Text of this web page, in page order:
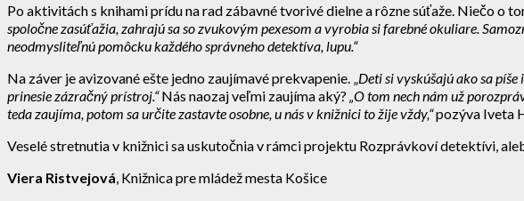
Po aktivitách s knihami prídu na rad zábavné tvorivé dielne a rôzne súťaže. Niečo o
spoločne zasúťažia, zahrajú sa so zvukovým pexesom a vyrobia si farebné okuliare.
neodmysliteľnú pomôcku každého správneho detektíva, lupu.“
Na záver je avizované ešte jedno zaujímavé prekvapenie. „ Deti si vyskúšajú ako sa
prinesie zázračný prístroj.“Nás naozaj veľmi zaujíma aký? „O tom nech nám už
teda zaujíma, potom sa určite zastavte osobne, u nás v knižnici to žije vždy,“pozýva Iveta
Veselé stretnutia v knižnici sa uskutočnia v rámci projektu Rozprávkoví detektívi,
Viera Ristvejová , Knižnica pre mládež mesta Košice